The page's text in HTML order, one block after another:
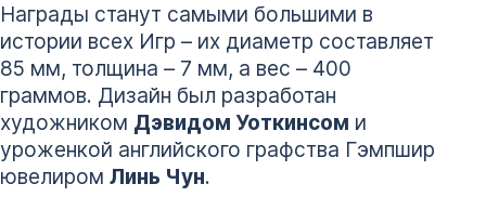
Награды станут самыми большими в
истории всех Игр – их диаметр составляет
85 мм, толщина – 7 мм, а вес – 400
граммов. Дизайн был разработан
художником Дэвидом Уоткинсом и
уроженкой английского графства Гэмпшир
ювелиром Линь Чун.